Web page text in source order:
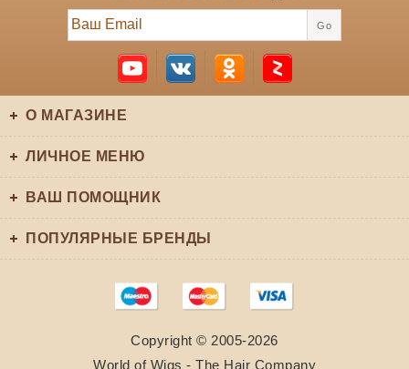
Go
О МАГАЗИНЕ
ЛИЧНОЕ МЕНЮ
ВАШ ПОМОЩНИК
ПОПУЛЯРНЫЕ БРЕНДЫ
Copyright © 2005-2026
World of Wigs - The Hair Company